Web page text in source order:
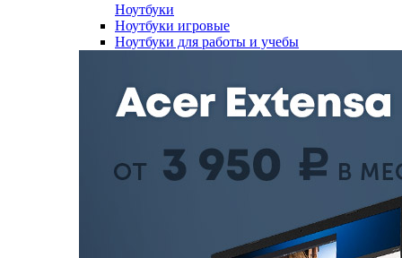
Ноутбуки
Ноутбуки игровые
Ноутбуки для работы и учебы